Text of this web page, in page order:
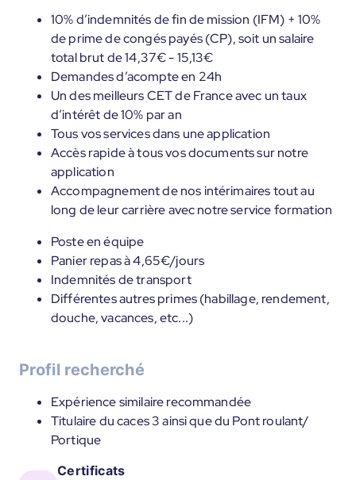
10% d’indemnités de fin de mission (IFM) + 10%
de prime de congés payés (CP), soit un salaire
total brut de 14,37€ - 15,13€
Demandes d’acompte en 24h
Un des meilleurs CET de France avec un taux
d’intérêt de 10% par an
Tous vos services dans une application
Accès rapide à tous vos documents sur notre
application
Accompagnement de nos intérimaires tout au
long de leur carrière avec notre service formation
Poste en équipe
Panier repas à 4,65€/jours
Indemnités de transport
Différentes autres primes (habillage, rendement,
douche, vacances, etc...)
Profil recherché
Expérience similaire recommandée
Titulaire du caces 3 ainsi que du Pont roulant/
Portique
Certificats